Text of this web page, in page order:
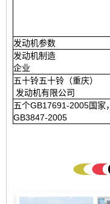
发动机参数
发动机制造
企业
五十铃五十铃（重庆）
发动机有限公司
五个GB17691-2005国家，
GB3847-2005